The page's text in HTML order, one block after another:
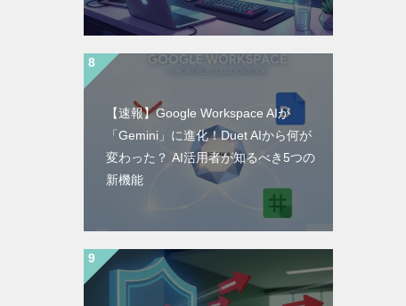
【速報】Google Workspace AIが
「Gemini」に進化！Duet AIから何が
変わった？ AI活用者が知るべき5つの
新機能